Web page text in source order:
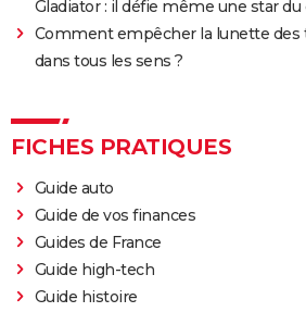
Gladiator : il défie même une star du
Comment empêcher la lunette des
dans tous les sens ?
FICHES PRATIQUES
Guide auto
Guide de vos finances
Guides de France
Guide high-tech
Guide histoire